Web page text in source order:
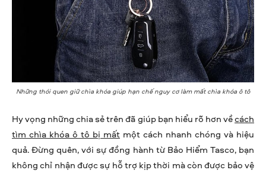
Những thói quen giữ chìa khóa giúp hạn chế nguy cơ làm mất chìa khóa ô tô
Hy vọng những chia sẻ trên đã giúp bạn hiểu rõ hơn vềcách
tìm chìa khóa ô tô bị mất một cách nhanh chóng và hiệu
quả. Đừng quên, với sự đồng hành từ Bảo Hiểm Tasco, bạn
không chỉ nhận được sự hỗ trợ kịp thời mà còn được bảo vệ